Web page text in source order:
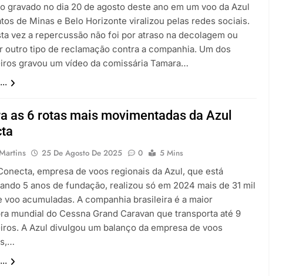
gravado no dia 20 de agosto deste ano em um voo da Azul
de Minas e Belo Horizonte viralizou pelas redes sociais.
vez a repercussão não foi por atraso na decolagem ou
outro tipo de reclamação contra a companhia. Um dos
gravou um vídeo da comissária Tamara…
as 6 rotas mais movimentadas da Azul
25 De Agosto De 2025 0
5 Mins
empresa de voos regionais da Azul, que está
5 anos de fundação, realizou só em 2024 mais de 31 mil
voo acumuladas. A companhia brasileira é a maior
mundial do Cessna Grand Caravan que transporta até 9
A Azul divulgou um balanço da empresa de voos